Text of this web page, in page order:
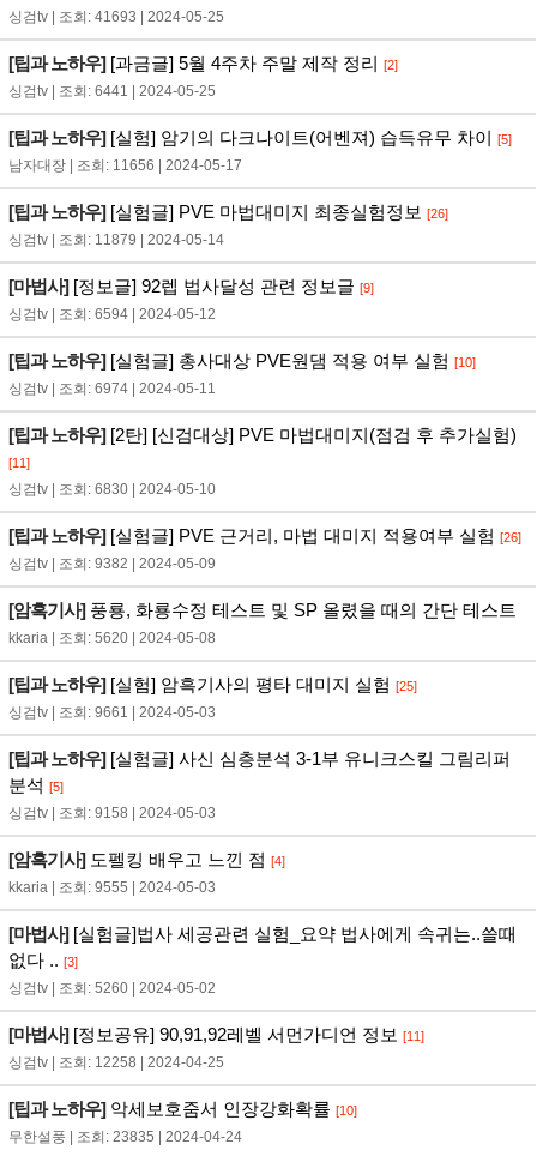
싱검tv | 조회: 41693 | 2024-05-25
[팁과 노하우][과금글] 5월 4주차 주말 제작 정리 [2]
싱검tv | 조회: 6441 | 2024-05-25
[팁과 노하우][실험] 암기의 다크나이트(어벤져) 습득유무 차이 [5]
남자대장 | 조회: 11656 | 2024-05-17
[팁과 노하우][실험글] PVE 마법대미지 최종실험정보 [26]
싱검tv | 조회: 11879 | 2024-05-14
[마법사][정보글] 92렙 법사달성 관련 정보글 [9]
싱검tv | 조회: 6594 | 2024-05-12
[팁과 노하우][실험글] 총사대상 PVE원댐 적용 여부 실험 [10]
싱검tv | 조회: 6974 | 2024-05-11
[팁과 노하우][2탄] [신검대상] PVE 마법대미지(점검 후 추가실험)
[11]
싱검tv | 조회: 6830 | 2024-05-10
[팁과 노하우][실험글] PVE 근거리, 마법 대미지 적용여부 실험 [26]
싱검tv | 조회: 9382 | 2024-05-09
[암흑기사]풍룡, 화룡수정 테스트 및 SP 올렸을 때의 간단 테스트
kkaria | 조회: 5620 | 2024-05-08
[팁과 노하우][실험] 암흑기사의 평타 대미지 실험 [25]
싱검tv | 조회: 9661 | 2024-05-03
[팁과 노하우][실험글] 사신 심층분석 3-1부 유니크스킬 그림리퍼
분석 [5]
싱검tv | 조회: 9158 | 2024-05-03
[암흑기사]도펠킹 배우고 느낀 점 [4]
kkaria | 조회: 9555 | 2024-05-03
[마법사][실험글]법사 세공관련 실험_요약 법사에게 속귀는..쓸때
없다 .. [3]
싱검tv | 조회: 5260 | 2024-05-02
[마법사][정보공유] 90,91,92레벨 서먼가디언 정보 [11]
싱검tv | 조회: 12258 | 2024-04-25
[팁과 노하우]악세보호줌서 인장강화확률 [10]
무한설풍 | 조회: 23835 | 2024-04-24